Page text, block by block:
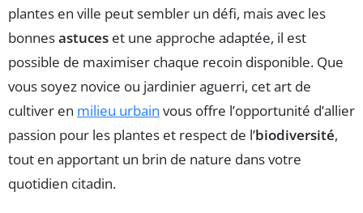
plantes en ville peut sembler un défi, mais avec les
bonnesastuces et une approche adaptée, il est
possible de maximiser chaque recoin disponible. Que
vous soyez novice ou jardinier aguerri, cet art de
cultiver en milieu urbain vous offre l’opportunité d’allier
passion pour les plantes et respect de l’biodiversité,
tout en apportant un brin de nature dans votre
quotidien citadin.